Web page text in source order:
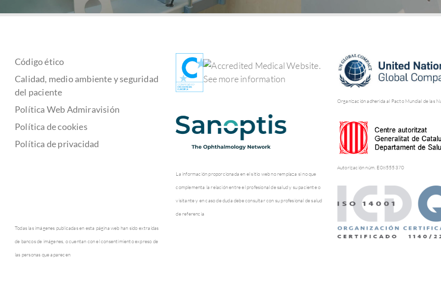
Código ético
Calidad, medio ambiente y seguridad
del paciente
Política Web Admiravisión
Política de cookies
Política de privacidad
Todas las imágenes publicadas en esta página web han sido extraídas
de bancos de imágenes, o cuentan con el consentimiento expreso de
las personas que aparecen
La información proporcionada en el sitio web no remplaza si no que
complementa la relación entre el profesional de salud y su paciente o
visitante y en caso de duda debe consultar con su profesional de salud
de referencia
Organización adherida al Pacto Mundial de las
Autorización núm. E08555370